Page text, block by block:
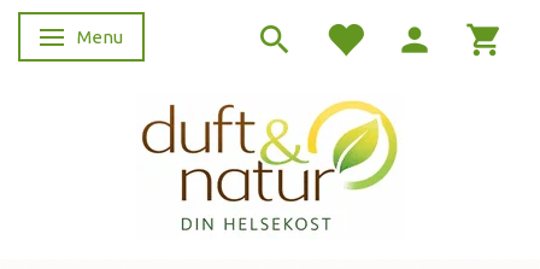
Skifte navigation
Menu